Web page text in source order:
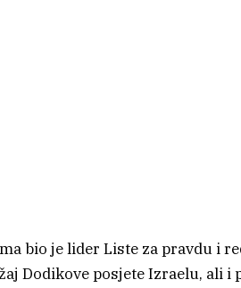
bio je lider Liste za pravdu i
Dodikove posjete Izraelu, ali i